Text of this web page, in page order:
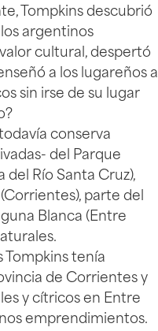
Tompkins descubrió
argentinos
cultural, despertó
a los lugareños a
sin irse de su lugar
conserva
del Parque
Río Santa Cruz),
parte del
Blanca (Entre
Tompkins tenía
de Corrientes y
y cítricos en Entre
emprendimientos.